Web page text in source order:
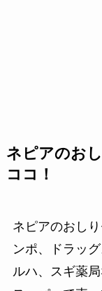
ネピアのお
ココ！
ネピアのおし
ンポ、ドラッ
ルハ、スギ薬